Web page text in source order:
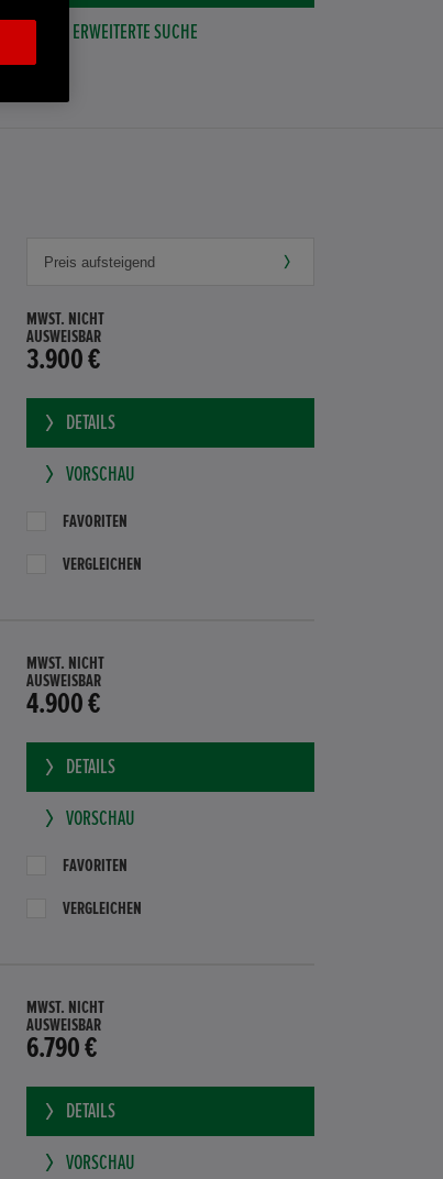
ERWEITERTE SUCHE
MWST. NICHT
AUSWEISBAR
3.900 €
DETAILS
VORSCHAU
FAVORITEN
VERGLEICHEN
MWST. NICHT
AUSWEISBAR
4.900 €
DETAILS
VORSCHAU
FAVORITEN
VERGLEICHEN
MWST. NICHT
AUSWEISBAR
6.790 €
DETAILS
VORSCHAU